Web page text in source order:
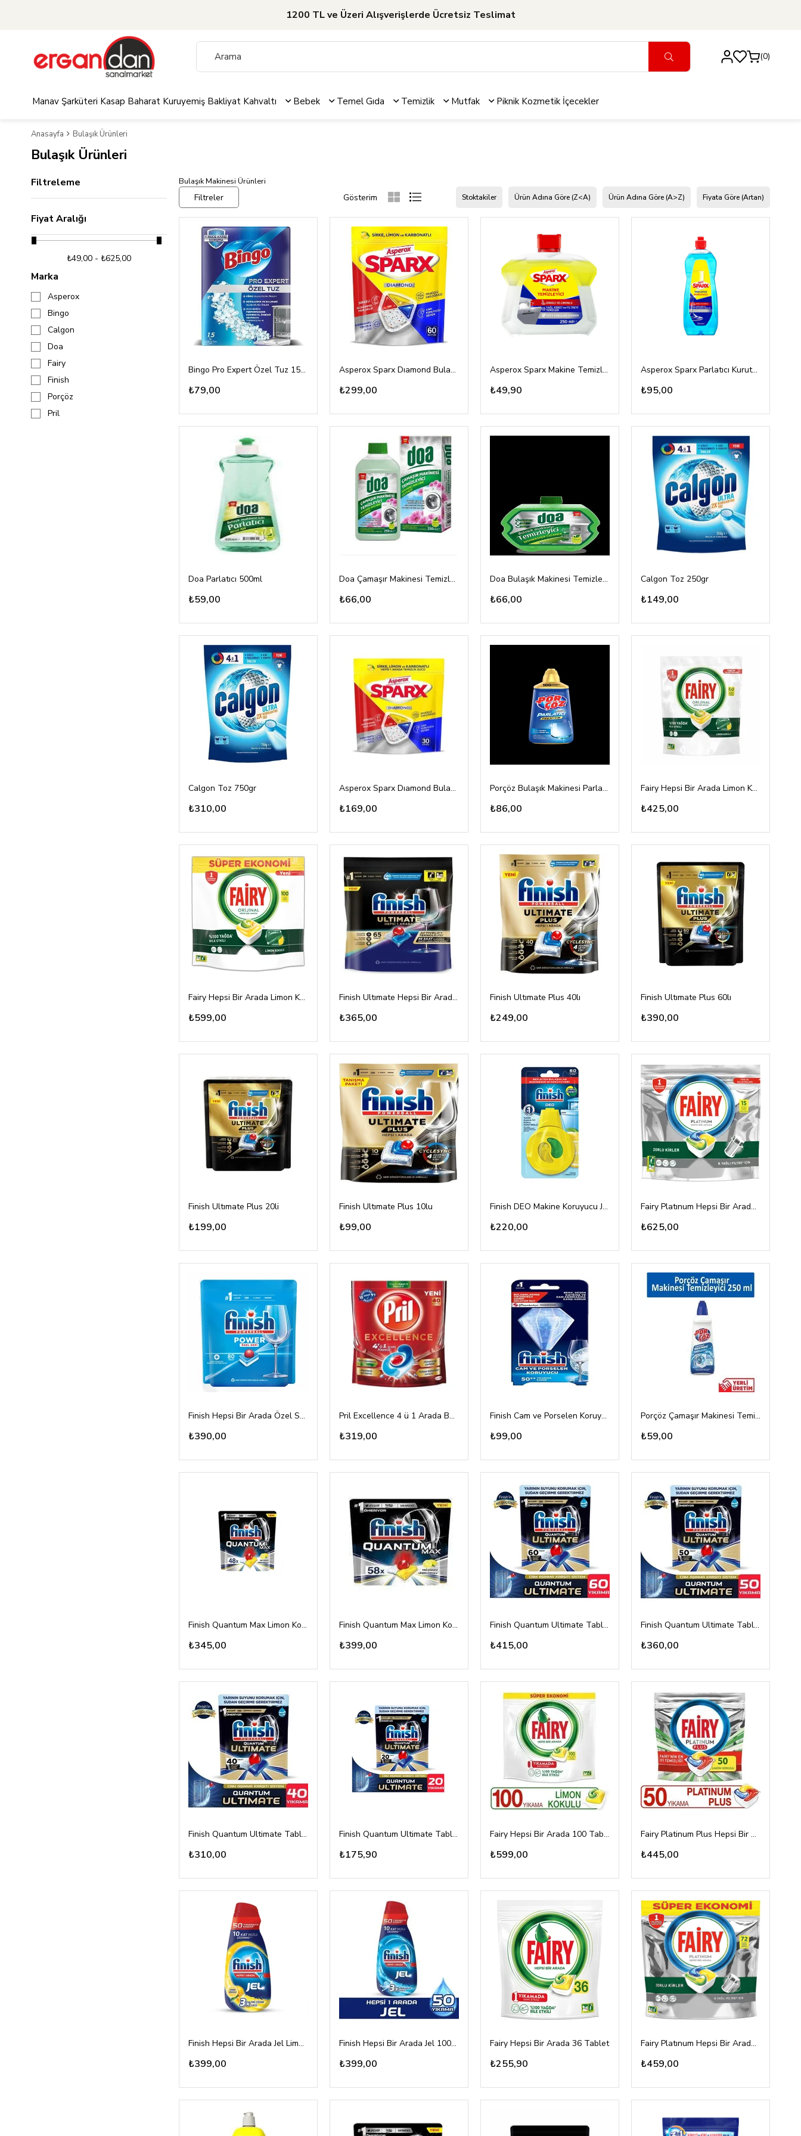
1200 TL ve Üzeri Alışverişlerde Ücretsiz Teslimat
0
Manav Şarküteri Kasap Baharat Kuruyemiş Bakliyat Kahvaltı Bebek Temel Gıda Temizlik Mutfak Piknik Kozmetik İçecekler
Anasayfa Bulaşık Ürünleri
Bulaşık Ürünleri
Filtreleme
Fiyat Aralığı
₺49,00 - ₺625,00
Marka
Asperox
Bingo
Calgon
Doa
Fairy
Finish
Porçöz
Pril
Bulaşık Makinesi Ürünleri
Fiyata Göre (Artan)
Ürün Adına Göre (A>Z)
Ürün Adına Göre (Z<A)
Stoktakiler
Filtreler
Bingo Pro Expert Özel Tuz 1500gr
₺79,00
Asperox Sparx Dıamond Bulaşık Makina Tableti 60lı
₺299,00
Asperox Sparx Makine Temizleyici 250ml
₺49,90
Asperox Sparx Parlatıcı Kurutucu 750ml
₺95,00
Doa Parlatıcı 500ml
₺59,00
Doa Çamaşır Makinesi Temizleyici 250ml
₺66,00
Doa Bulaşık Makinesi Temizleyici 250ml
₺66,00
Calgon Toz 250gr
₺149,00
Calgon Toz 750gr
₺310,00
Asperox Sparx Dıamond Bulaşık Makina Tableti 30lu
₺169,00
Porçöz Bulaşık Makinesi Parlatıcı 500ml
₺86,00
Fairy Hepsi Bir Arada Limon Kokulu 60 Tablet
₺425,00
Fairy Hepsi Bir Arada Limon Kokulu 100 Tablet
₺599,00
Finish Ultımate Hepsi Bir Arada 65'li
₺365,00
Finish Ultımate Plus 40lı
₺249,00
Finish Ultımate Plus 60lı
₺390,00
Finish Ultımate Plus 20li
₺199,00
Finish Ultımate Plus 10lu
₺99,00
Finish DEO Makine Koruyucu Jel Limon Ferahlığı 4ml
₺220,00
Fairy Platınum Hepsi Bir Arada Platinium 15 Tablet
₺625,00
Finish Hepsi Bir Arada Özel Seri 80 Tablet
₺390,00
Pril Excellence 4 ü 1 Arada Bulaşık Makinesi Tablet 40'lı
₺319,00
Finish Cam ve Porselen Koruyucu 30gr
₺99,00
Porçöz Çamaşır Makinesi Temizleyici 250ml
₺59,00
Finish Quantum Max Limon Kokulu 48 Tablet
₺345,00
Finish Quantum Max Limon Kokulu 58 Tablet
₺399,00
Finish Quantum Ultimate Tablet 60lı
₺415,00
Finish Quantum Ultimate Tablet 50li
₺360,00
Finish Quantum Ultimate Tablet 40lı
₺310,00
Finish Quantum Ultimate Tablet 20li
₺175,90
Fairy Hepsi Bir Arada 100 Tablet
₺599,00
Fairy Platinum Plus Hepsi Bir Arada 50 Tablet
₺445,00
Finish Hepsi Bir Arada Jel Limon Kokulu 1000ml
₺399,00
Finish Hepsi Bir Arada Jel 1000ml
₺399,00
Fairy Hepsi Bir Arada 36 Tablet
₺255,90
Fairy Platınum Hepsi Bir Arada 72 Tablet
₺459,00